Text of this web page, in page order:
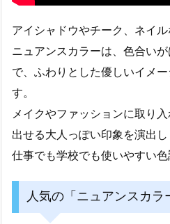
アイシャドウやチーク、ネイル
ニュアンスカラーは、色合い
で、ふわりとした優しいイメ
す。
メイクやファッションに取り
出せる大人っぽい印象を演出し
仕事でも学校でも使いやすい色
人気の「ニュアンスカラ